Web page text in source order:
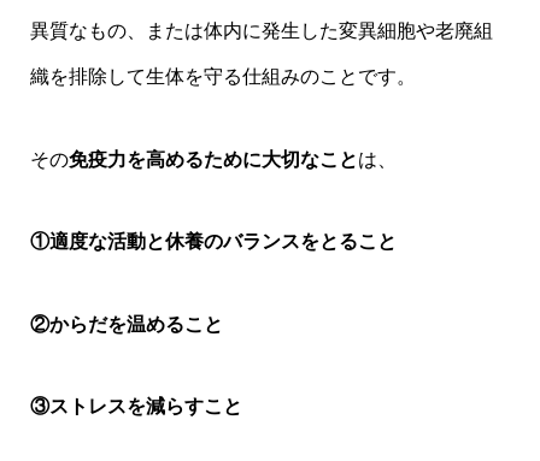
異質なもの、または体内に発生した変異細胞や老廃組
織を排除して生体を守る仕組みのことです。
その免疫力を高めるために大切なことは、
①適度な活動と休養のバランスをとること
②からだを温めること
③ストレスを減らすこと